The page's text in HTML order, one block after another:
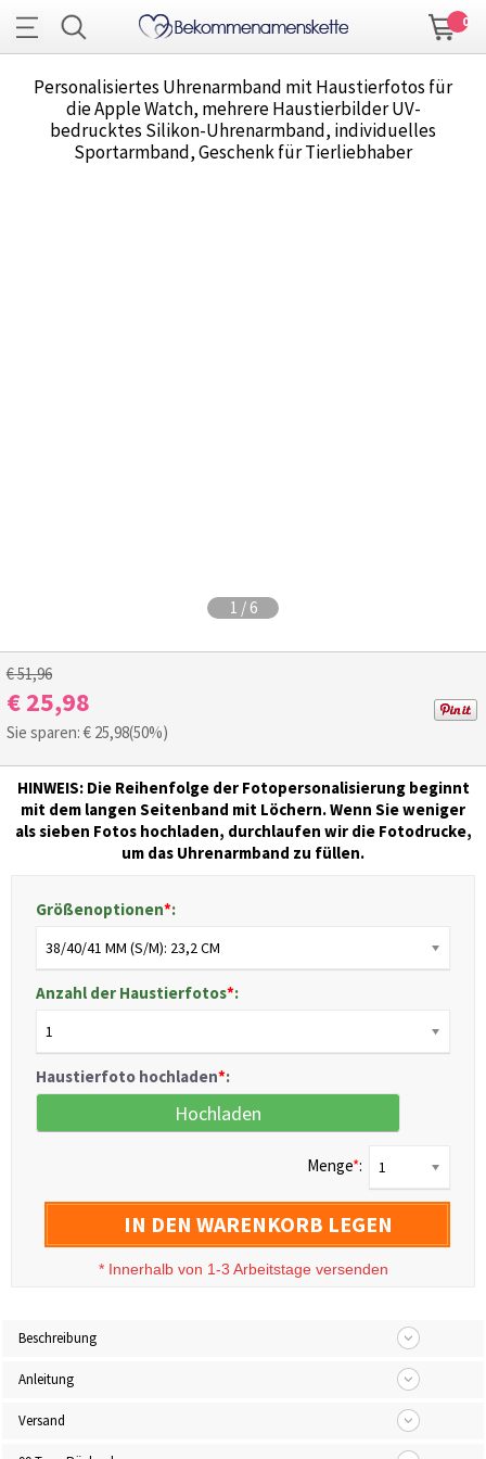
0
Personalisiertes Uhrenarmband mit Haustierfotos für
die Apple Watch, mehrere Haustierbilder UV-
bedrucktes Silikon-Uhrenarmband, individuelles
Sportarmband, Geschenk für Tierliebhaber
1 / 6
€ 51,96
€ 25,98
Sie sparen: € 25,98(50%)
HINWEIS: Die Reihenfolge der Fotopersonalisierung beginnt
mit dem langen Seitenband mit Löchern.Wenn Sie weniger
als sieben Fotos hochladen, durchlaufen wir die Fotodrucke,
um das Uhrenarmband zu füllen.
Größenoptionen*:
38/40/41 MM (S/M): 23,2 CM
Anzahl der Haustierfotos*:
1
Haustierfoto hochladen*:
Hochladen
Menge*: 1
IN DEN WARENKORB LEGEN
* Innerhalb von 1-3 Arbeitstage versenden
Beschreibung
Anleitung
Versand